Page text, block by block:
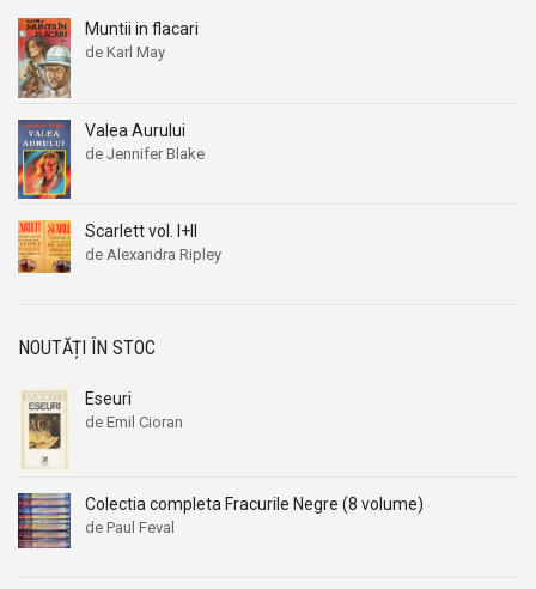
Bogdan Petriceicu Hasdeu
Bohumila Mouchova
Bonnie Pega
Boris Akunin
Boris Pasternak
Boris Polevoi
Borislav Pekic
Bram Stoker
Brandon Bays
Bret Harte
Brian Davies
Bogdan Petriceicu Hasdeu
Bohumila Mouchova
Bonnie Pega
Boris Akunin
Boris Pasternak
Boris Polevoi
Borislav Pekic
Bram Stoker
Brandon Bays
Bret Harte
Brian Davies
Muntii in flacari
de Karl May
Valea Aurului
de Jennifer Blake
Scarlett vol. I+II
de Alexandra Ripley
NOUTĂȚI ÎN STOC
Eseuri
de Emil Cioran
Colectia completa Fracurile Negre (8 volume)
de Paul Feval